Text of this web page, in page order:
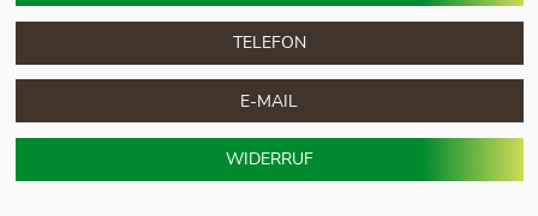
TELEFON
E-MAIL
WIDERRUF